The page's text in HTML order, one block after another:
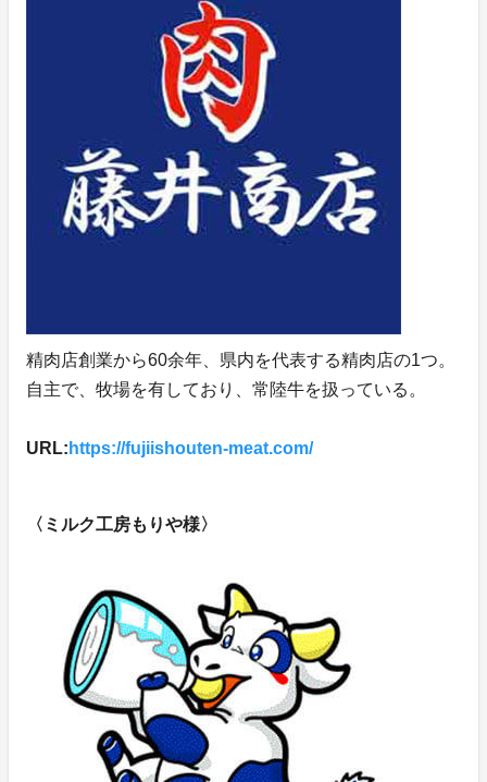
精肉店創業から60余年、県内を代表する精肉店の1つ。
自主で、牧場を有しており、常陸牛を扱っている。
URL: https://fujiishouten-meat.com/
〈ミルク工房もりや様〉